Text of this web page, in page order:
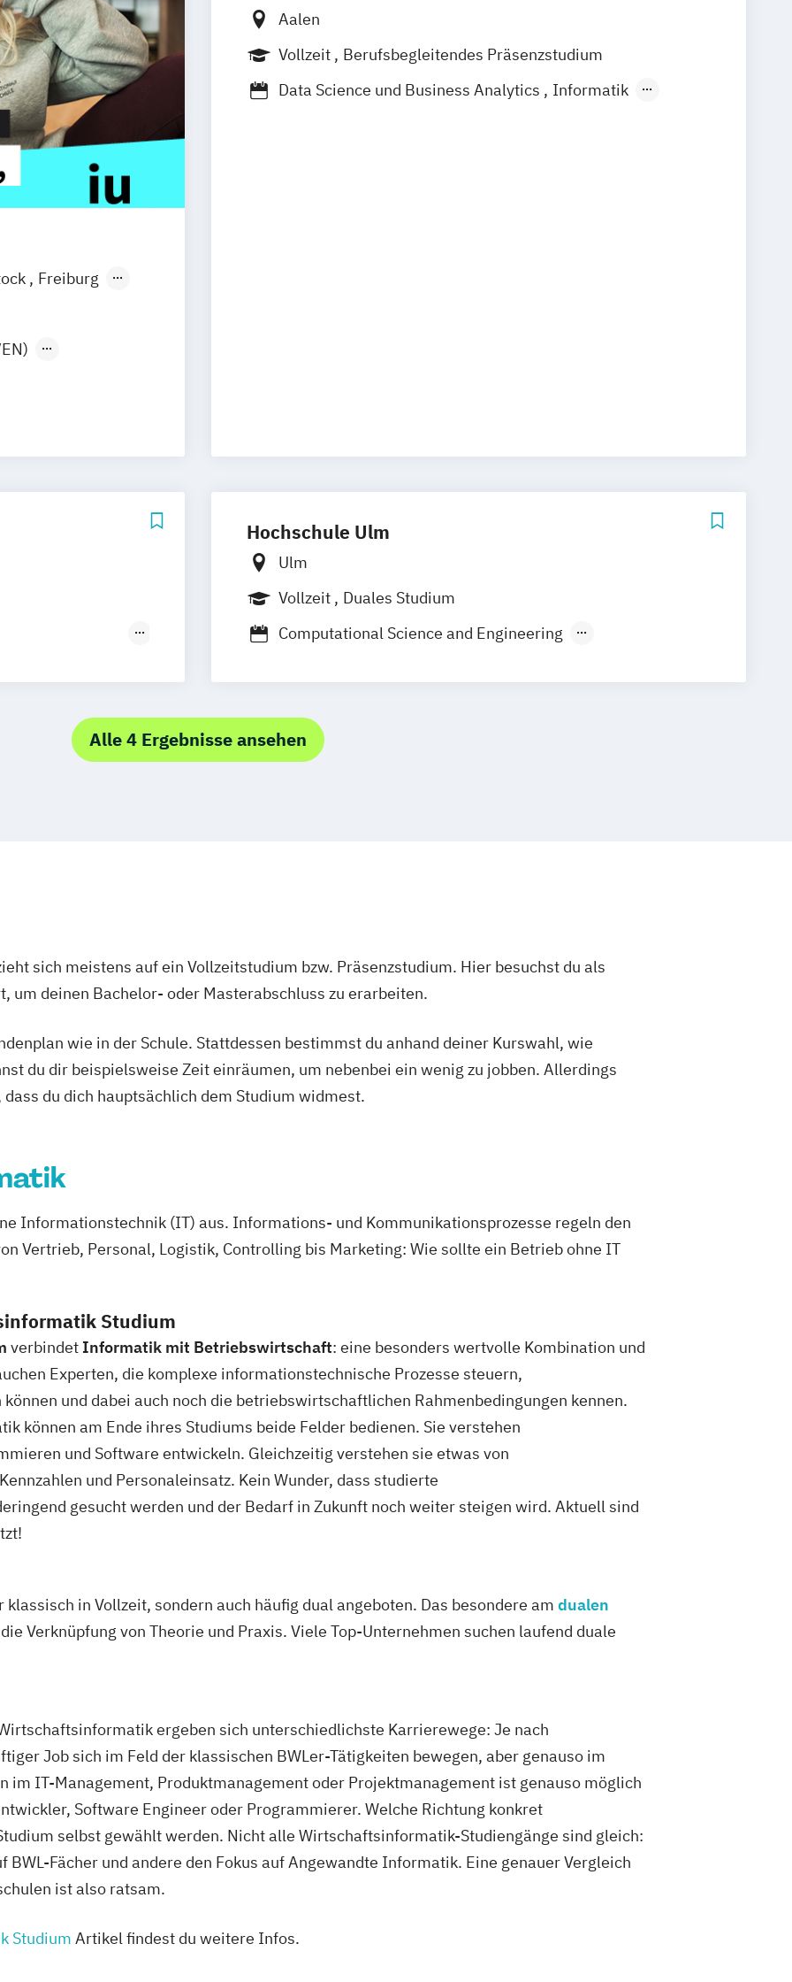
Freiburg
Graz
Aalen
Vollzeit
Berufsbegleitendes Präsenzstudium
Data Science und Business Analytics
Informatik
Hochschule Ulm
Ulm
Vollzeit
Duales Studium
Computational Science and Engineering
Computer Science - International Program Informatik
Alle 4 Ergebnisse ansehen
sich meistens auf ein Vollzeitstudium bzw. Präsenzstudium. Hier besuchst du als
um deinen Bachelor- oder Masterabschluss zu erarbeiten.
wie in der Schule. Stattdessen bestimmst du anhand deiner Kurswahl, wie
du dir beispielsweise Zeit einräumen, um nebenbei ein wenig zu jobben. Allerdings
du dich hauptsächlich dem Studium widmest.
Informationstechnik (IT) aus. Informations- und Kommunikationsprozesse regeln den
Vertrieb, Personal, Logistik, Controlling bis Marketing: Wie sollte ein Betrieb ohne IT
Studium
verbindet Informatik mit Betriebswirtschaft: eine besonders wertvolle Kombination und
Experten, die komplexe informationstechnische Prozesse steuern,
und dabei auch noch die betriebswirtschaftlichen Rahmenbedingungen kennen.
können am Ende ihres Studiums beide Felder bedienen. Sie verstehen
und Software entwickeln. Gleichzeitig verstehen sie etwas von
und Personaleinsatz. Kein Wunder, dass studierte
gesucht werden und der Bedarf in Zukunft noch weiter steigen wird. Aktuell sind
in Vollzeit, sondern auch häufig dual angeboten. Das besondere am dualen
Verknüpfung von Theorie und Praxis. Viele Top-Unternehmen suchen laufend duale
ergeben sich unterschiedlichste Karrierewege: Je nach
Job sich im Feld der klassischen BWLer-Tätigkeiten bewegen, aber genauso im
im IT-Management, Produktmanagement oder Projektmanagement ist genauso möglich
Software Engineer oder Programmierer. Welche Richtung konkret
selbst gewählt werden. Nicht alle Wirtschaftsinformatik-Studiengänge sind gleich:
BWL-Fächer und andere den Fokus auf Angewandte Informatik. Eine genauer Vergleich
ist also ratsam.
Studium Artikel findest du weitere Infos.